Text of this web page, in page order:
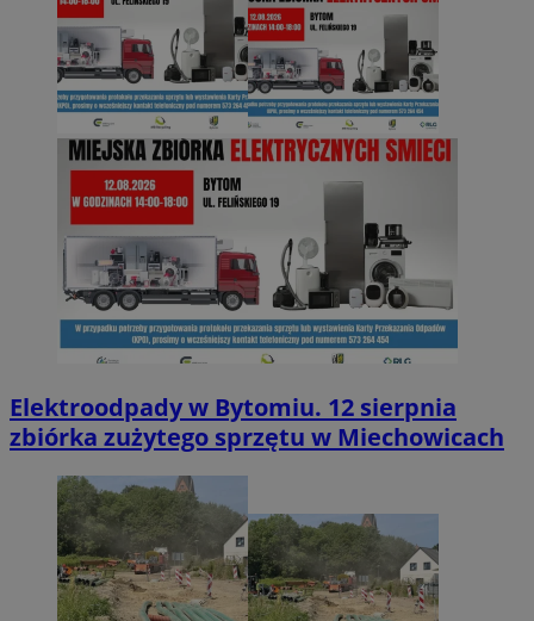
Elektroodpady w Bytomiu. 12 sierpnia
zbiórka zużytego sprzętu w Miechowicach